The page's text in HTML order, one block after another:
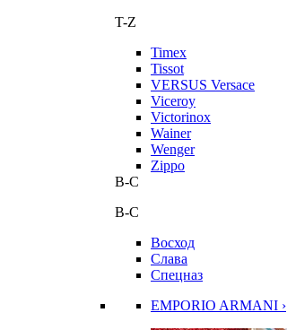
T-Z
Timex
Tissot
VERSUS Versace
Viceroy
Victorinox
Wainer
Wenger
Zippo
В-С
В-С
Восход
Слава
Спецназ
EMPORIO ARMANI ›